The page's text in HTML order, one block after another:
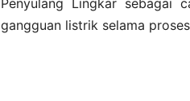
gangguan listrik selama